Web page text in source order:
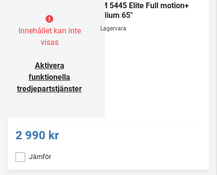
Innehållet kan inte
visas
Aktivera
funktionella
tredjepartstjänster
TVM 5445 Elite Full motion+
Medium 65"
Lagervara
2 990 kr
Jämför